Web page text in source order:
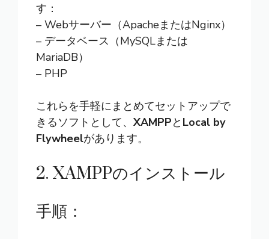
す：
– Webサーバー（ApacheまたはNginx）
– データベース（MySQLまたは
MariaDB）
– PHP
これらを手軽にまとめてセットアップで
きるソフトとして、 XAMPPと Local by
Flywheelがあります。
2. XAMPPのインストール
手順：